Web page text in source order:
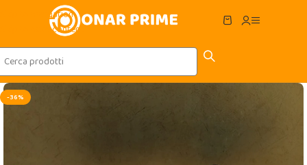
Skip to navigation
Skip to main content
-36%